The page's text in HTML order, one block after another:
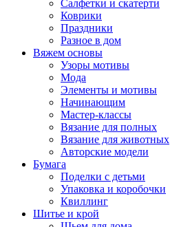
Салфетки и скатерти
Коврики
Праздники
Разное в дом
Вяжем основы
Узоры мотивы
Мода
Элементы и мотивы
Начинающим
Мастер-классы
Вязание для полных
Вязание для животных
Авторские модели
Бумага
Поделки с детьми
Упаковка и коробочки
Квиллинг
Шитье и крой